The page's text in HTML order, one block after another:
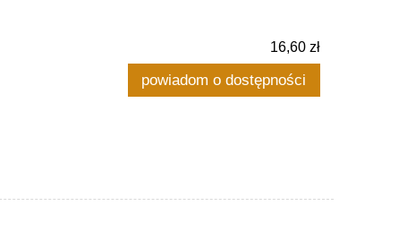
16,60 zł
powiadom o dostępności